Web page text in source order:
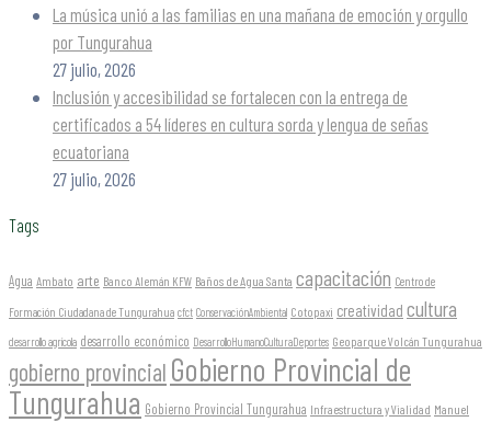
La música unió a las familias en una mañana de emoción y orgullo
por Tungurahua
27 julio, 2026
Inclusión y accesibilidad se fortalecen con la entrega de
certificados a 54 líderes en cultura sorda y lengua de señas
ecuatoriana
27 julio, 2026
Tags
Agua Ambato arte Banco Alemán KFW Baños de Agua Santa capacitación Centro de
Formación Ciudadana de Tungurahua cfct ConservaciónAmbiental Cotopaxi creatividad cultura
desarrollo agrícola desarrollo económico DesarrolloHumanoCulturaDeportes Geoparque Volcán Tungurahua
gobierno provincial Gobierno Provincial de
Tungurahua Gobierno Provincial Tungurahua Infraestructura y Vialidad Manuel